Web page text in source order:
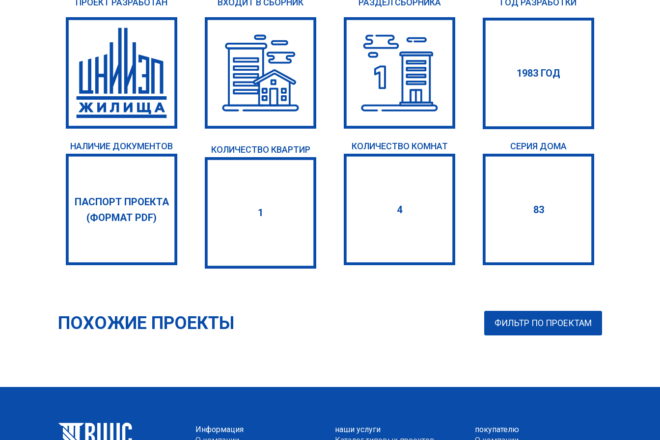
ПРОЕКТ РАЗРАБОТАН ВХОДИТ В СБОРНИК РАЗДЕЛ СБОРНИКА ГОД РАЗРАБОТКИ
1983 ГОД
НАЛИЧИЕ ДОКУМЕНТОВ
ПАСПОРТ ПРОЕКТА
(ФОРМАТ PDF)
КОЛИЧЕСТВО КВАРТИР
1
КОЛИЧЕСТВО КОМНАТ
4
СЕРИЯ ДОМА
83
ПОХОЖИЕ ПРОЕКТЫ ФИЛЬТР ПО ПРОЕКТАМ
Информация
наши услуги
покупателю